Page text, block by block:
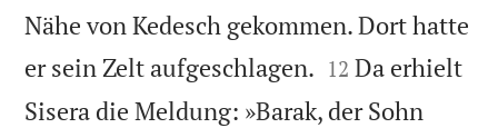
Nähe von Kedesch gekommen. Dort hatte
er sein Zelt aufgeschlagen. 

12 Da erhielt
Sisera die Meldung: »Barak, der Sohn